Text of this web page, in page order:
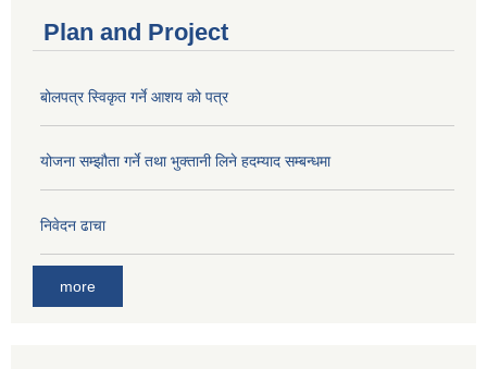
Plan and Project
बोलपत्र स्विकृत गर्ने आशय को पत्र
योजना सम्झौता गर्ने तथा भुक्तानी लिने हदम्याद सम्बन्धमा
निवेदन ढाचा
more